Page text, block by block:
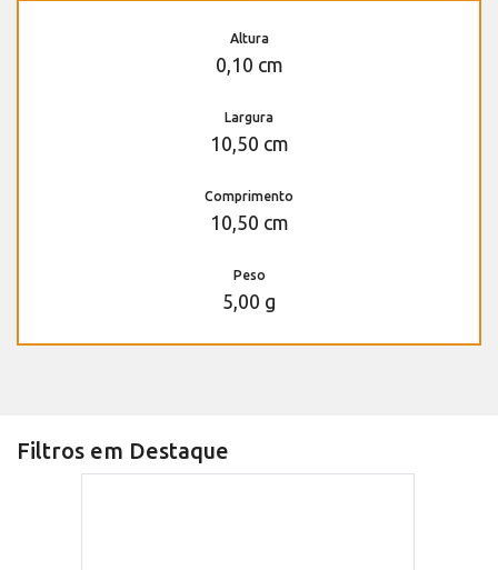
Altura
0,10 cm
Largura
10,50 cm
Comprimento
10,50 cm
Peso
5,00 g
Filtros em Destaque